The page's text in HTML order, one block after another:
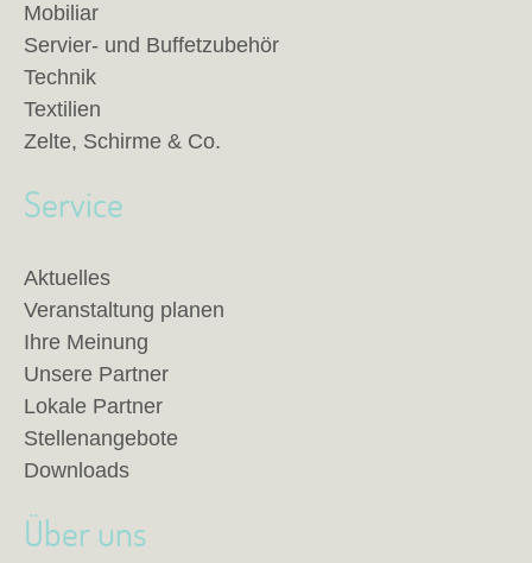
Mobiliar
Servier- und Buffetzubehör
Technik
Textilien
Zelte, Schirme & Co.
Service
Aktuelles
Veranstaltung planen
Ihre Meinung
Unsere Partner
Lokale Partner
Stellenangebote
Downloads
Über uns